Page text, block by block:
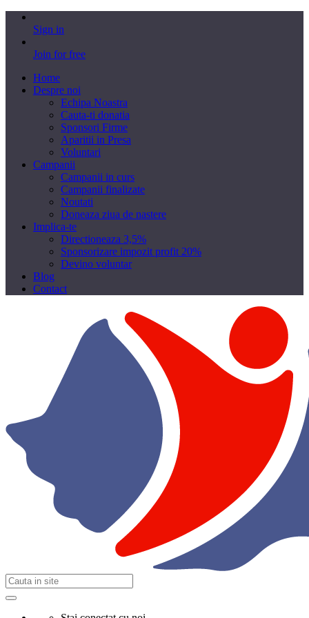
Sign in
Join for free
Home
Despre noi
Echipa Noastra
Cauta-ti donatia
Sponsori Firme
Aparitii in Presa
Voluntari
Campanii
Campanii in curs
Campanii finalizate
Noutati
Doneaza ziua de nastere
Implica-te
Directioneaza 3,5%
Sponsorizare impozit profit 20%
Devino voluntar
Blog
Contact